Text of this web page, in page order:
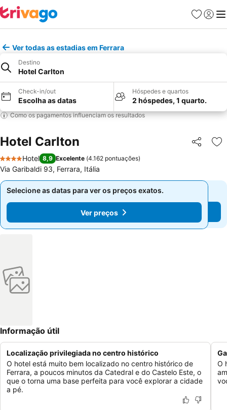
Favoritos
Iniciar
Ver todas as estadias em Ferrara
Destino
Hotel Carlton
Check-in/out
Escolha as datas
Hóspedes e quartos
2 hóspedes, 1 quarto.
Como os pagamentos influenciam os resultados
Hotel Carlton Partilhar
4 Estrelas
Hotel 8,9 Excelente (4.162 pontuações)
Via Garibaldi 93, Ferrara, Itália
Selecione as datas para ver os preços exatos.
Ver preços
Selecione as datas para ver os preços exatos.
Ver preços
Informação útil
Localização privilegiada no centro histórico
O hotel está muito bem localizado no centro histórico de
Ferrara, a poucos minutos da Catedral e do Castelo Este, o
que o torna uma base perfeita para você explorar a cidade
a pé.
O